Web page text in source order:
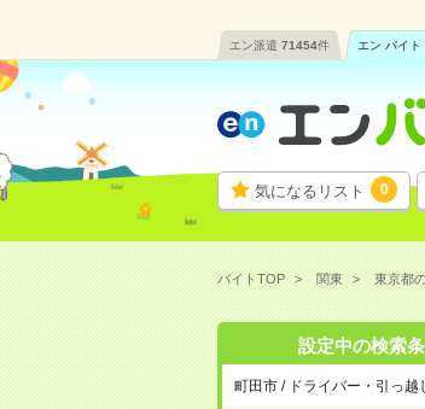
エン派遣 71454件 エン バイト
気になるリスト 0
バイトTOP 関東 東京都
設定中の検索
町田市 / ドライバー・引っ越